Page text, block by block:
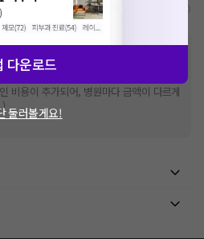
비급여/급여 진료란?
으로 실제 가격과 상이할 수 있으니, 정확
의해주세요.
평가원
비용이 추가되어, 병원마다 금액이 다르게
다운로드
둘러볼게요!